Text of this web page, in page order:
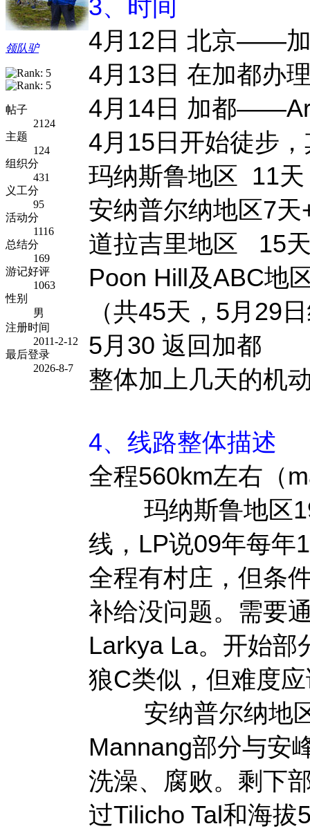
领队驴
帖子
2124
主题
124
组织分
431
义工分
95
活动分
1116
总结分
169
游记好评
1063
性别
男
注册时间
2011-2-12
最后登录
2026-8-7
3、时间
4月12日 北京——
4月13日 在加都办
4月14日 加都
4月15日开始徒步
玛纳斯鲁地区 11天
安纳普尔纳地区7天
道拉吉里地区 15
Poon Hill及ABC地
（共45天，5月29
5月30 返回加都
整体加上几天的机
4、线路整体描述
全程560km左右（
玛纳斯鲁地区
线，LP说09年每年
全程有村庄，但条
补给没问题。需要
Larkya La。开始部
狼C类似，但难度
安纳普尔纳地区
Mannang部分与安
洗澡、腐败。剩下
过Tilicho Tal和海